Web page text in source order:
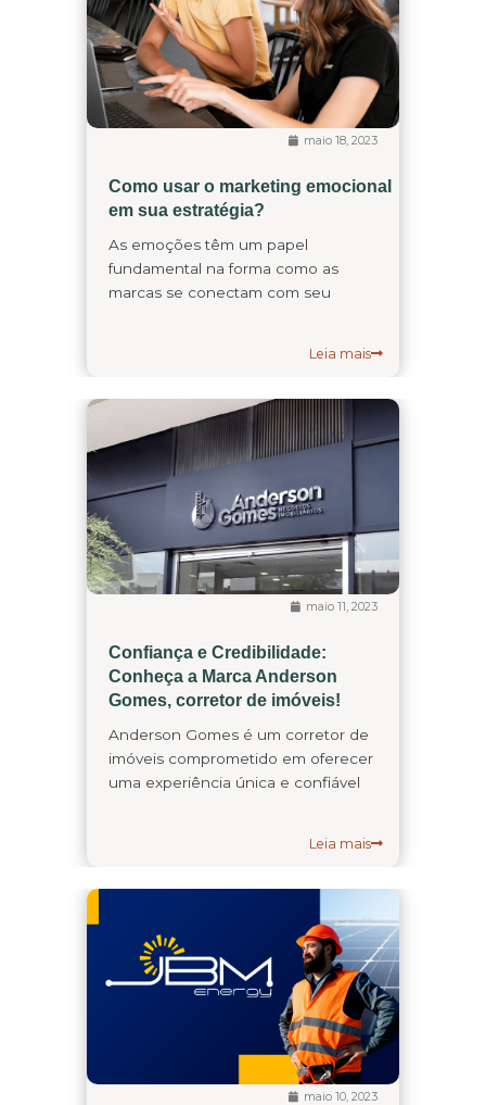
maio 18, 2023
Como usar o marketing emocional
em sua estratégia?
As emoções têm um papel
fundamental na forma como as
marcas se conectam com seu
Leia mais
maio 11, 2023
Confiança e Credibilidade:
Conheça a Marca Anderson
Gomes, corretor de imóveis!
Anderson Gomes é um corretor de
imóveis comprometido em oferecer
uma experiência única e confiável
Leia mais
maio 10, 2023